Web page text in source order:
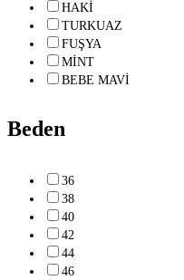
HAKİ
TURKUAZ
FUŞYA
MİNT
BEBE MAVİ
Beden
36
38
40
42
44
46